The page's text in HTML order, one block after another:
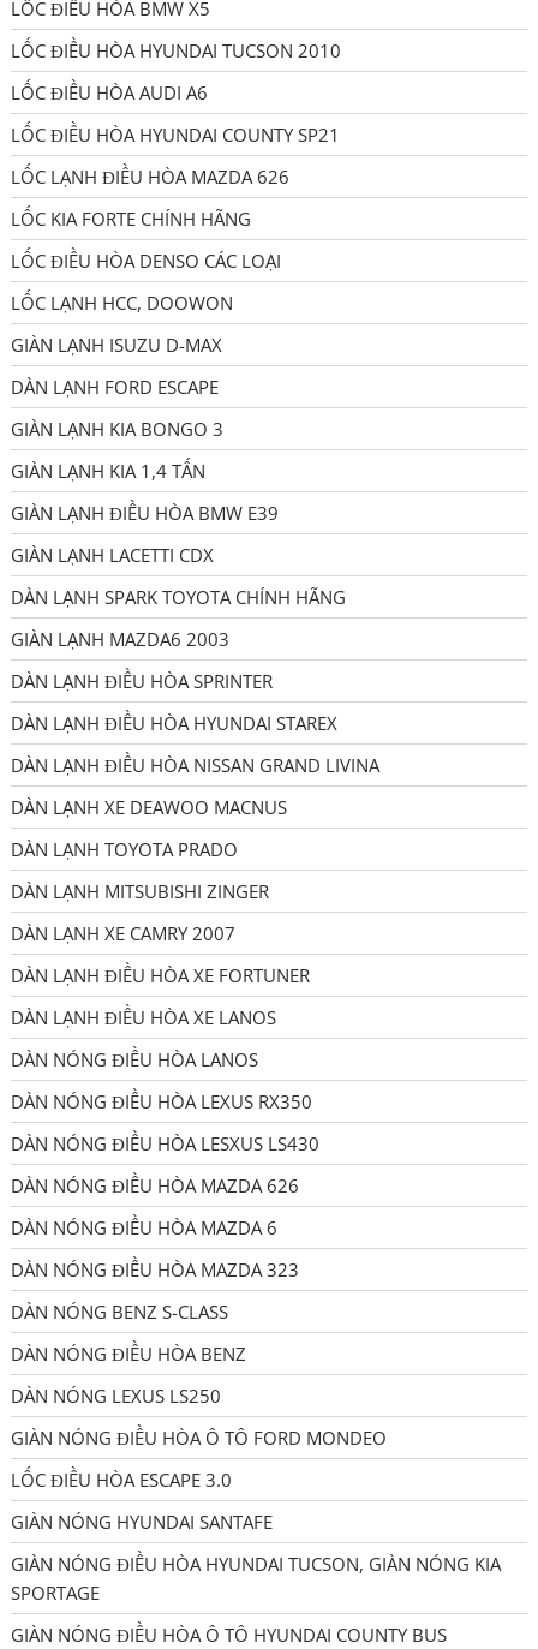
LỐC ĐIỀU HÒA BMW X5
LỐC ĐIỀU HÒA HYUNDAI TUCSON 2010
LỐC ĐIỀU HÒA AUDI A6
LỐC ĐIỀU HÒA HYUNDAI COUNTY SP21
LỐC LẠNH ĐIỀU HÒA MAZDA 626
LỐC KIA FORTE CHÍNH HÃNG
LỐC ĐIỀU HÒA DENSO CÁC LOẠI
LỐC LẠNH HCC, DOOWON
GIÀN LẠNH ISUZU D-MAX
DÀN LẠNH FORD ESCAPE
GIÀN LẠNH KIA BONGO 3
GIÀN LẠNH KIA 1,4 TẤN
GIÀN LẠNH ĐIỀU HÒA BMW E39
GIÀN LẠNH LACETTI CDX
DÀN LẠNH SPARK TOYOTA CHÍNH HÃNG
GIÀN LẠNH MAZDA6 2003
DÀN LẠNH ĐIỀU HÒA SPRINTER
DÀN LẠNH ĐIỀU HÒA HYUNDAI STAREX
DÀN LẠNH ĐIỀU HÒA NISSAN GRAND LIVINA
DÀN LẠNH XE DEAWOO MACNUS
DÀN LẠNH TOYOTA PRADO
DÀN LẠNH MITSUBISHI ZINGER
DÀN LẠNH XE CAMRY 2007
DÀN LẠNH ĐIỀU HÒA XE FORTUNER
DÀN LẠNH ĐIỀU HÒA XE LANOS
DÀN NÓNG ĐIỀU HÒA LANOS
DÀN NÓNG ĐIỀU HÒA LEXUS RX350
DÀN NÓNG ĐIỀU HÒA LESXUS LS430
DÀN NÓNG ĐIỀU HÒA MAZDA 626
DÀN NÓNG ĐIỀU HÒA MAZDA 6
DÀN NÓNG ĐIỀU HÒA MAZDA 323
DÀN NÓNG BENZ S-CLASS
DÀN NÓNG ĐIỀU HÒA BENZ
DÀN NÓNG LEXUS LS250
GIÀN NÓNG ĐIỀU HÒA Ô TÔ FORD MONDEO
LỐC ĐIỀU HÒA ESCAPE 3.0
GIÀN NÓNG HYUNDAI SANTAFE
GIÀN NÓNG ĐIỀU HÒA HYUNDAI TUCSON, GIÀN NÓNG KIA
SPORTAGE
GIÀN NÓNG ĐIỀU HÒA Ô TÔ HYUNDAI COUNTY BUS